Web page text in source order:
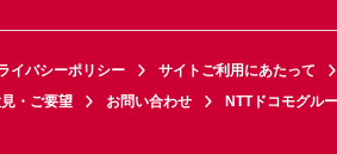
イバシーポリシー サイトご利用にあたって
・ご要望 お問い合わせ NTTドコモグル